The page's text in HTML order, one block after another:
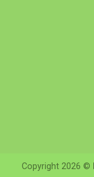
Copyright 2026 ©